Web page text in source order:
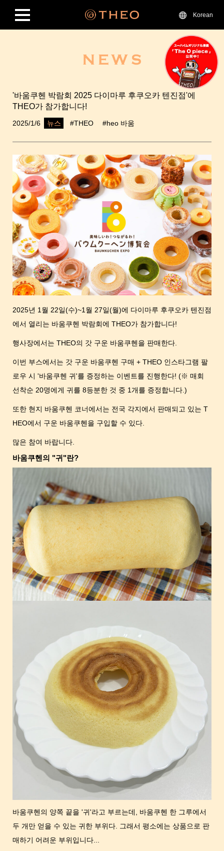
Korean
'바움쿠헨 박람회 2025 다이마루 후쿠오카 텐진점'에
THEO가 참가합니다!
2025/1/6 뉴스 #THEO #heo 바움
2025년 1월 22일(수)~1월 27일(월)에 다이마루 후쿠오카 텐진점
에서 열리는 바움쿠헨 박람회에 THEO가 참가합니다!
행사장에서는 THEO의 갓 구운 바움쿠헨을 판매한다.
이번 부스에서는 갓 구운 바움쿠헨 구매 + THEO 인스타그램 팔
로우 시 '바움쿠헨 귀'를 증정하는 이벤트를 진행한다! (※ 매회
선착순 20명에게 귀를 8등분한 것 중 1개를 증정합니다.)
또한 현지 바움쿠헨 코너에서는 전국 각지에서 판매되고 있는 T
HEO에서 구운 바움쿠헨을 구입할 수 있다.
많은 참여 바랍니다.
바움쿠헨의 "귀"란?
바움쿠헨의 양쪽 끝을 '귀'라고 부르는데, 바움쿠헨 한 그루에서
두 개만 얻을 수 있는 귀한 부위다. 그래서 평소에는 상품으로 판
매하기 어려운 부위입니다...